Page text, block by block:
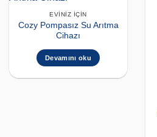
EVINIZ İÇIN
Cozy Pompasız Su Arıtma
Cihazı
Devamını oku